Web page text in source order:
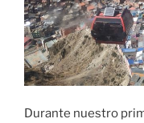
Día 16.Villa Tunari-
ciudad.